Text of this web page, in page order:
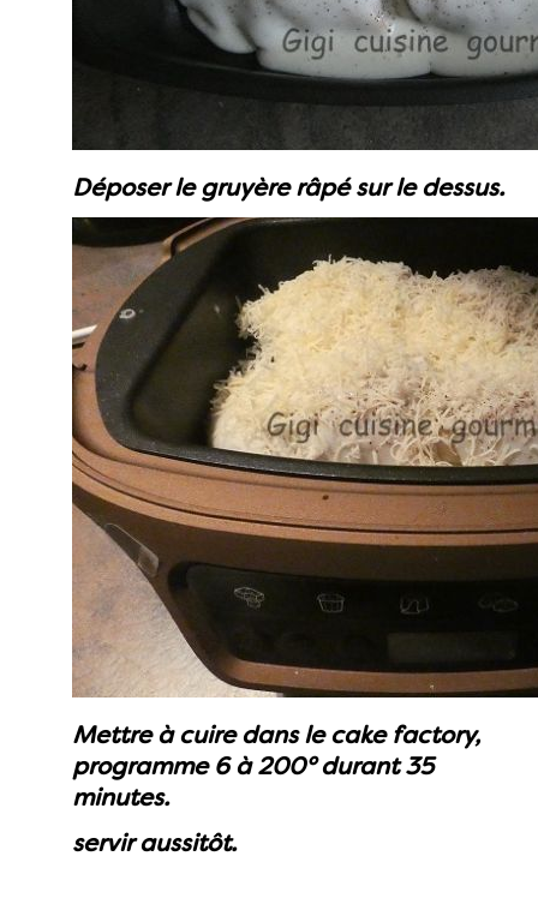
Déposer le gruyère râpé sur le dessus.
Mettre à cuire dans le cake factory,
programme 6 à 200° durant 35
minutes.
servir aussitôt.